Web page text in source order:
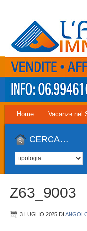
Home Vacanze nel
CERCA…
Z63_9003
3 LUGLIO 2025 DI